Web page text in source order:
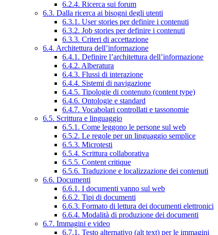
6.2.4. Ricerca sui forum
6.3. Dalla ricerca ai bisogni degli utenti
6.3.1. User stories per definire i contenuti
6.3.2. Job stories per definire i contenuti
6.3.3. Criteri di accettazione
6.4. Architettura dell’informazione
6.4.1. Definire l’architettura dell’informazione
6.4.2. Alberatura
6.4.3. Flussi di interazione
6.4.4. Sistemi di navigazione
6.4.5. Tipologie di contenuto (content type)
6.4.6. Ontologie e standard
6.4.7. Vocabolari controllati e tassonomie
6.5. Scrittura e linguaggio
6.5.1. Come leggono le persone sul web
6.5.2. Le regole per un linguaggio semplice
6.5.3. Microtesti
6.5.4. Scrittura collaborativa
6.5.5. Content critique
6.5.6. Traduzione e localizzazione dei contenuti
6.6. Documenti
6.6.1. I documenti vanno sul web
6.6.2. Tipi di documenti
6.6.3. Formato di lettura dei documenti elettronici
6.6.4. Modalità di produzione dei documenti
6.7. Immagini e video
6.7.1. Testo alternativo (alt text) per le immagini